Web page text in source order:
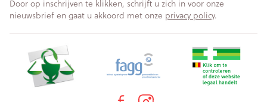
Door op inschrijven te klikken, schrijft u zich in voor onze
nieuwsbrief en gaat u akkoord met onze privacy policy.